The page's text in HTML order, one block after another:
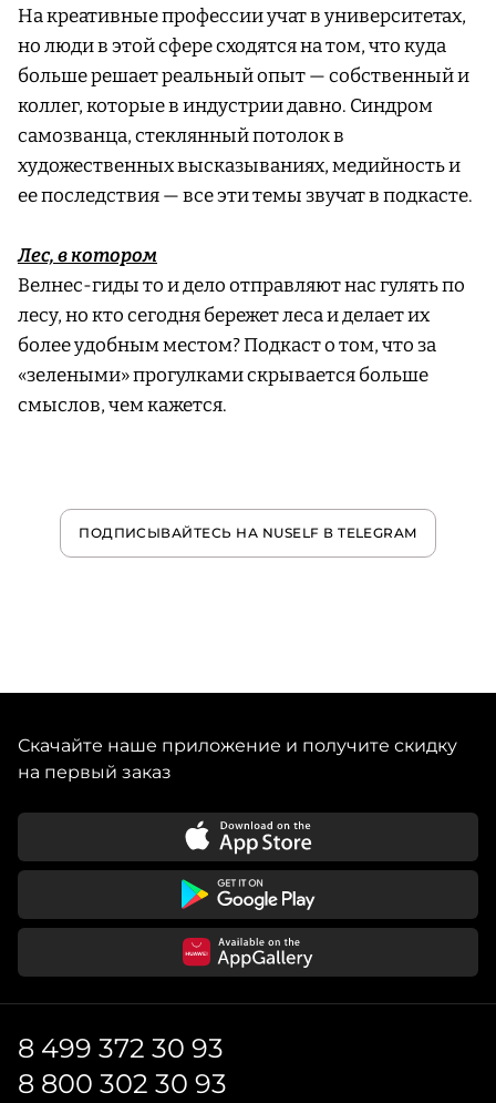
На креативные профессии учат в университетах,
но люди в этой сфере сходятся на том, что куда
больше решает реальный опыт — собственный и
коллег, которые в индустрии давно. Синдром
самозванца, стеклянный потолок в
художественных высказываниях, медийность и
ее последствия — все эти темы звучат в подкасте.
Лес, в котором
Велнес-гиды то и дело отправляют нас гулять по
лесу, но кто сегодня бережет леса и делает их
более удобным местом? Подкаст о том, что за
«зелеными» прогулками скрывается больше
смыслов, чем кажется.
ПОДПИСЫВАЙТЕСЬ НА NUSELF В TELEGRAM
Скачайте наше приложение и получите скидку
на первый заказ
8 499 372 30 93
8 800 302 30 93